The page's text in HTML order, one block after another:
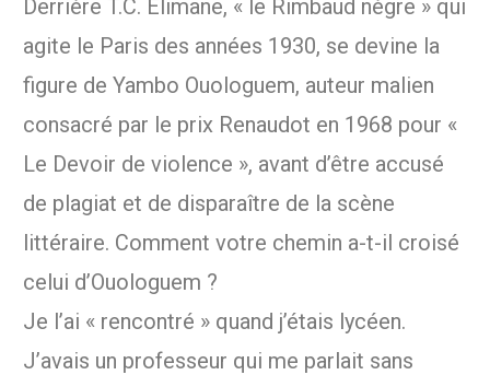
Derrière T.C. Elimane, « le Rimbaud nègre » qui
agite le Paris des années 1930, se devine la
figure de Yambo Ouologuem, auteur malien
consacré par le prix Renaudot en 1968 pour «
Le Devoir de violence », avant d’être accusé
de plagiat et de disparaître de la scène
littéraire. Comment votre chemin a-t-il croisé
celui d’Ouologuem ?
Je l’ai « rencontré » quand j’étais lycéen.
J’avais un professeur qui me parlait sans